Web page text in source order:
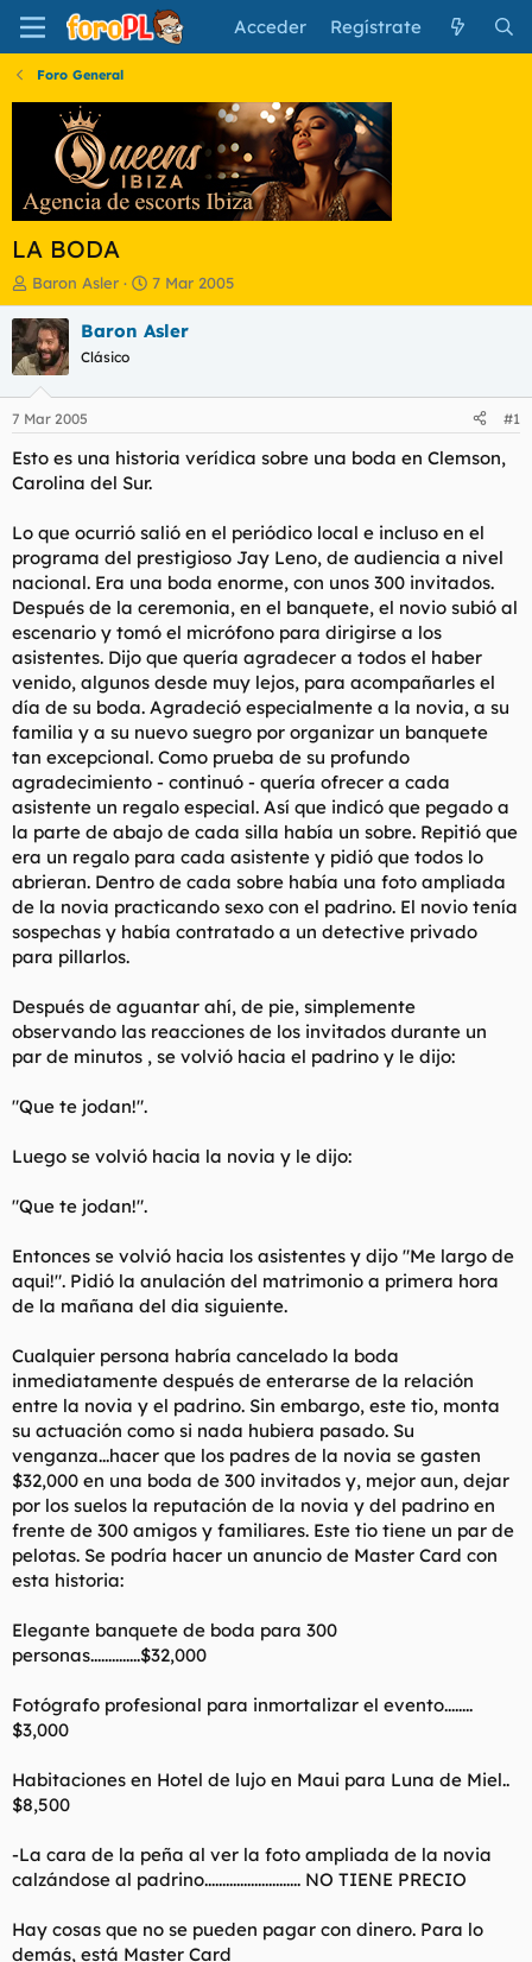
Acceder Regístrate
Foro General
LA BODA
I
n
i
c
i
a
d
o
r
e
t
e
m
a
Baron Asler
F
e
c
i
n
c
o
7 Mar 2005
Baron Asler
Clásico
7 Mar 2005 #1
Esto es una historia verídica sobre una boda en Clemson,
Carolina del Sur.
Lo que ocurrió salió en el periódico local e incluso en el
programa del prestigioso Jay Leno, de audiencia a nivel
nacional. Era una boda enorme, con unos 300 invitados.
Después de la ceremonia, en el banquete, el novio subió al
escenario y tomó el micrófono para dirigirse a los
asistentes. Dijo que quería agradecer a todos el haber
venido, algunos desde muy lejos, para acompañarles el
día de su boda. Agradeció especialmente a la novia, a su
familia y a su nuevo suegro por organizar un banquete
tan excepcional. Como prueba de su profundo
agradecimiento - continuó - quería ofrecer a cada
asistente un regalo especial. Así que indicó que pegado a
la parte de abajo de cada silla había un sobre. Repitió que
era un regalo para cada asistente y pidió que todos lo
abrieran. Dentro de cada sobre había una foto ampliada
de la novia practicando sexo con el padrino. El novio tenía
sospechas y había contratado a un detective privado
para pillarlos.
Después de aguantar ahí, de pie, simplemente
observando las reacciones de los invitados durante un
par de minutos , se volvió hacia el padrino y le dijo:
"Que te jodan!".
Luego se volvió hacia la novia y le dijo:
"Que te jodan!".
Entonces se volvió hacia los asistentes y dijo "Me largo de
aqui!". Pidió la anulación del matrimonio a primera hora
de la mañana del dia siguiente.
Cualquier persona habría cancelado la boda
inmediatamente después de enterarse de la relación
entre la novia y el padrino. Sin embargo, este tio, monta
su actuación como si nada hubiera pasado. Su
venganza...hacer que los padres de la novia se gasten
$32,000 en una boda de 300 invitados y, mejor aun, dejar
por los suelos la reputación de la novia y del padrino en
frente de 300 amigos y familiares. Este tio tiene un par de
pelotas. Se podría hacer un anuncio de Master Card con
esta historia:
Elegante banquete de boda para 300
personas..............$32,000
Fotógrafo profesional para inmortalizar el evento........
$3,000
Habitaciones en Hotel de lujo en Maui para Luna de Miel..
$8,500
-La cara de la peña al ver la foto ampliada de la novia
calzándose al padrino........................... NO TIENE PRECIO
Hay cosas que no se pueden pagar con dinero. Para lo
demás, está Master Card